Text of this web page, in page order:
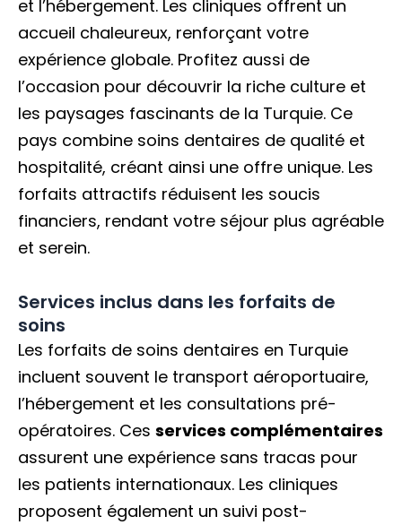
et l’hébergement. Les cliniques offrent un
accueil chaleureux, renforçant votre
expérience globale. Profitez aussi de
l’occasion pour découvrir la riche culture et
les paysages fascinants de la Turquie. Ce
pays combine soins dentaires de qualité et
hospitalité, créant ainsi une offre unique. Les
forfaits attractifs réduisent les soucis
financiers, rendant votre séjour plus agréable
et serein.
Services inclus dans les forfaits de
soins
Les forfaits de soins dentaires en Turquie
incluent souvent le transport aéroportuaire,
l’hébergement et les consultations pré-
opératoires. Ces services complémentaires
assurent une expérience sans tracas pour
les patients internationaux. Les cliniques
proposent également un suivi post-